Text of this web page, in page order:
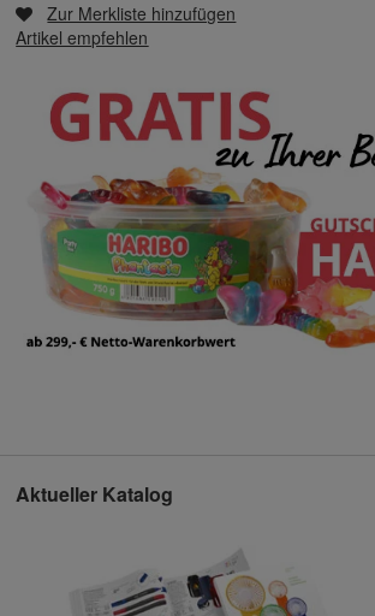
Zur Merkliste hinzufügen
Artikel empfehlen
Aktueller Katalog